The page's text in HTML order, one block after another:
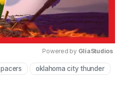
Mute
Powered by GliaStudios
oklahoma city thunder